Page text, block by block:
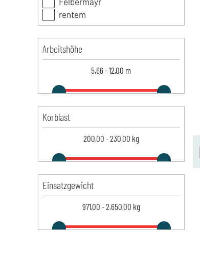
rentem
Arbeitshöhe
5,66-12,00 m
Korblast
200,00 -230,00 kg
Einsatzgewicht
971,00 -2.650,00 kg